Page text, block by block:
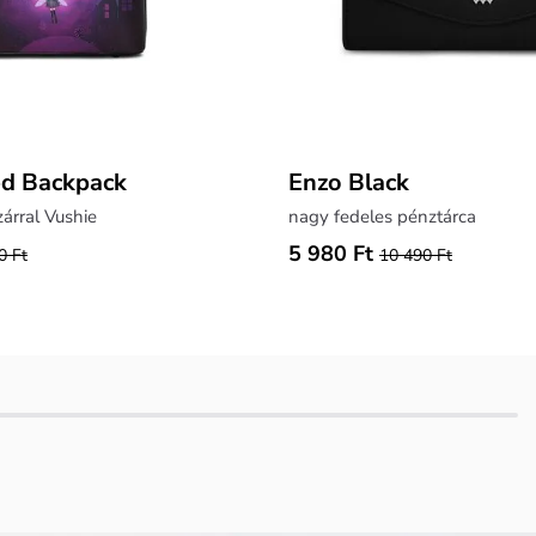
Backpack
Vushie
Ft
Enzo Black
nagy fedeles pénztárca
5 980 Ft 10 490 Ft